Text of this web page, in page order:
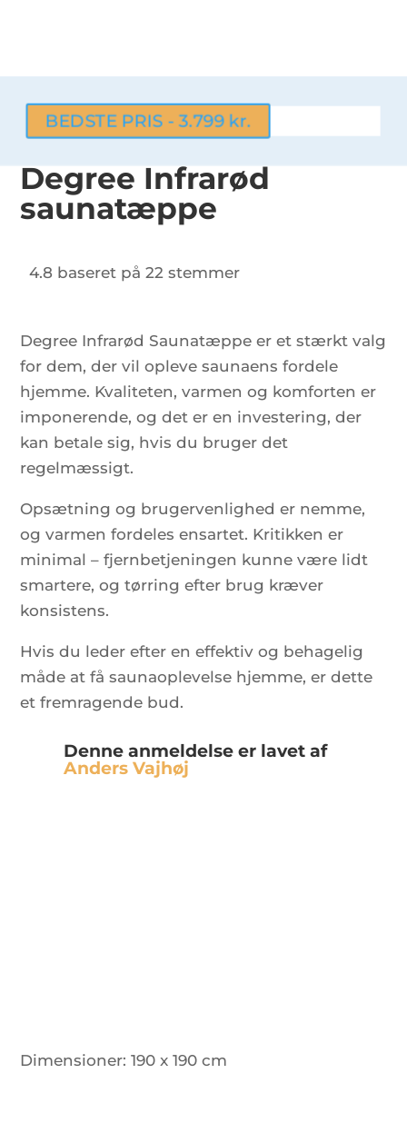
BEDSTE PRIS - 3.799 kr.
Degree Infrarød
saunatæppe
4.8 baseret på 22 stemmer
Degree Infrarød Saunatæppe er et stærkt valg
for dem, der vil opleve saunaens fordele
hjemme. Kvaliteten, varmen og komforten er
imponerende, og det er en investering, der
kan betale sig, hvis du bruger det
regelmæssigt.
Opsætning og brugervenlighed er nemme,
og varmen fordeles ensartet. Kritikken er
minimal – fjernbetjeningen kunne være lidt
smartere, og tørring efter brug kræver
konsistens.
Hvis du leder efter en effektiv og behagelig
måde at få saunaoplevelse hjemme, er dette
et fremragende bud.
Denne anmeldelse er lavet af
Anders Vajhøj
Dimensioner: 190 x 190 cm